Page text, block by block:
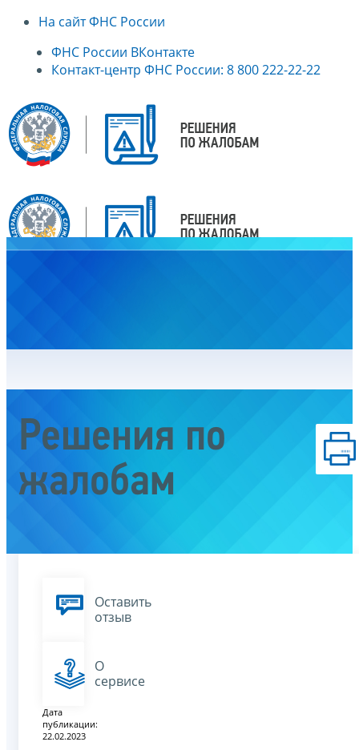
На сайт ФНС России
ФНС России ВКонтакте
Контакт-центр ФНС России: 8 800 222-22-22
Решения по
жалобам
Оставить
отзыв
О
сервисе
Дата
публикации:
22.02.2023